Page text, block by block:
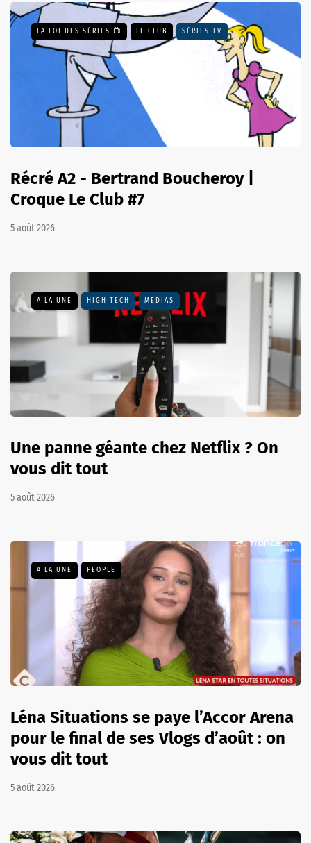
LA LOI DES SÉRIES 📺 LE CLUB SÉRIES TV
Récré A2 - Bertrand Boucheroy |
Croque Le Club #7
5 août 2026
A LA UNE HIGH TECH MÉDIAS
Une panne géante chez Netflix ? On
vous dit tout
5 août 2026
A LA UNE PEOPLE
Léna Situations se paye l’Accor Arena
pour le final de ses Vlogs d’août : on
vous dit tout
5 août 2026